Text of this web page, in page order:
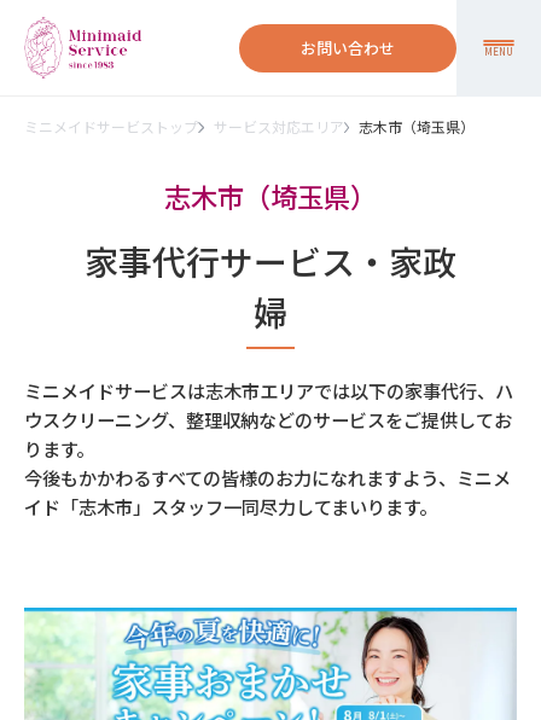
お問い合わせ MENU
ミニメイドサービストップ サービス対応エリア 志木市（埼玉県）
志木市（埼玉県）
家事代行サービス・家政
婦
ミニメイドサービスは志木市エリアでは以下の家事代行、ハ
ウスクリーニング、整理収納などのサービスをご提供してお
ります。
今後もかかわるすべての皆様のお力になれますよう、ミニメ
イド「志木市」スタッフ一同尽力してまいります。